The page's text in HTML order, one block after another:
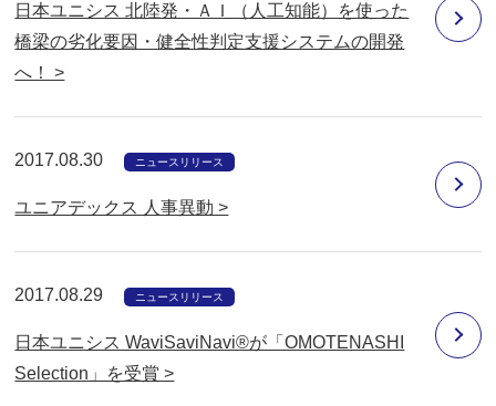
日本ユニシス 北陸発・ＡＩ（人工知能）を使った
橋梁の劣化要因・健全性判定支援システムの開発
へ！ >
2017.08.30 ニュースリリース
ユニアデックス 人事異動 >
2017.08.29 ニュースリリース
日本ユニシス WaviSaviNavi®が「OMOTENASHI
Selection」を受賞 >